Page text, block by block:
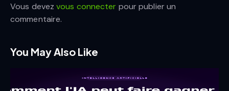
Vous devezvous connecter pour publier un
commentaire.
You May Also Like